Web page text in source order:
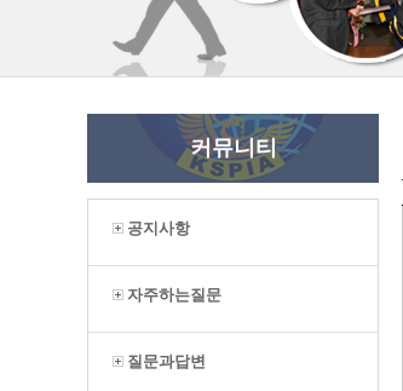
커뮤니티
공지사항
자주하는질문
질문과답변